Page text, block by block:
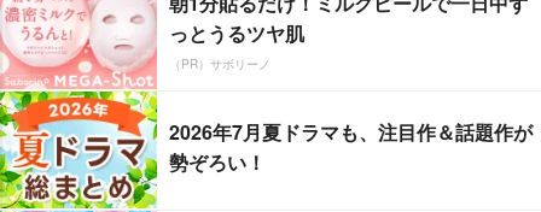
っとうるツヤ肌
（PR）サボリーノ
2026年7月夏ドラマも、注目作＆話題作が
勢ぞろい！